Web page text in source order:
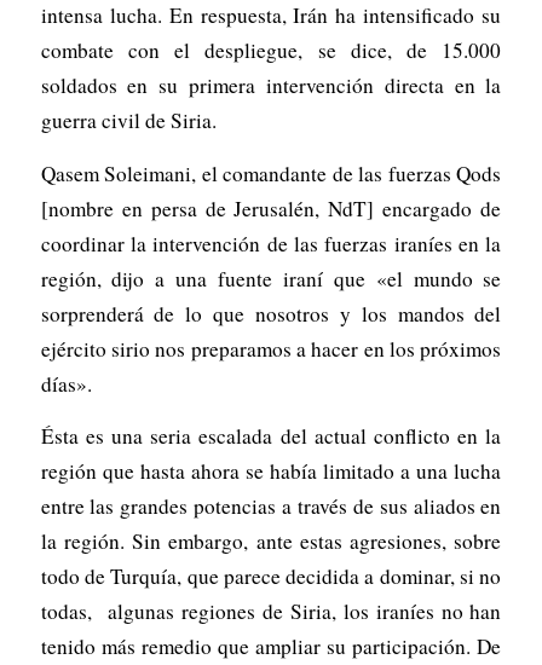
intensa lucha. En respuesta, Irán ha intensificado su
combate con el despliegue, se dice, de 15.000
soldados en su primera intervención directa en la
guerra civil de Siria.
Qasem Soleimani, el comandante de las fuerzas Qods
[nombre en persa de Jerusalén, NdT] encargado de
coordinar la intervención de las fuerzas iraníes en la
región, dijo a una fuente iraní que «el mundo se
sorprenderá de lo que nosotros y los mandos del
ejército sirio nos preparamos a hacer en los próximos
días».
Ésta es una seria escalada del actual conflicto en la
región que hasta ahora se había limitado a una lucha
entre las grandes potencias a través de sus aliados en
la región. Sin embargo, ante estas agresiones, sobre
todo de Turquía, que parece decidida a dominar, si no
todas, algunas regiones de Siria, los iraníes no han
tenido más remedio que ampliar su participación. De